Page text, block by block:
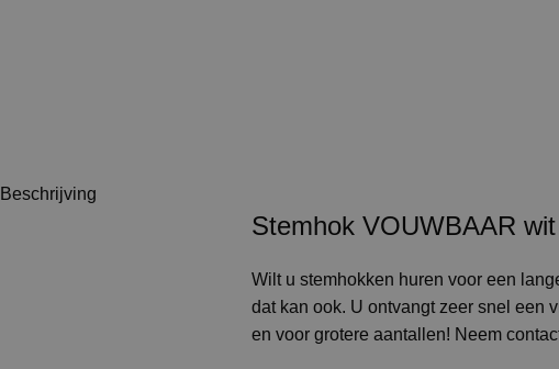
Beschrijving
Stemhok VOUWBAAR
Wilt u stemhokken huren voor een
dat kan ook. U ontvangt zeer snel een
en voor grotere aantallen! Neem